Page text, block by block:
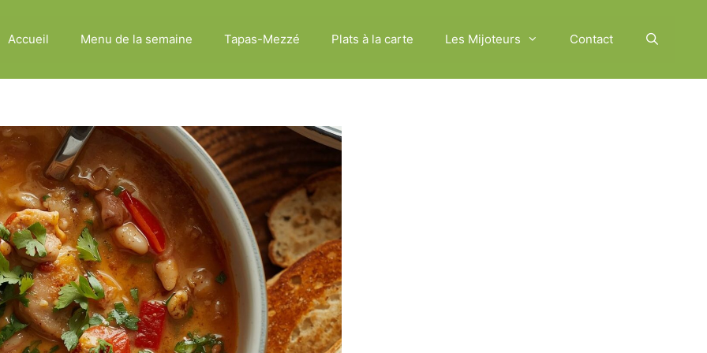
Accueil Menu de la semaine Tapas-Mezzé Plats à la carte Les Mijoteurs Contact